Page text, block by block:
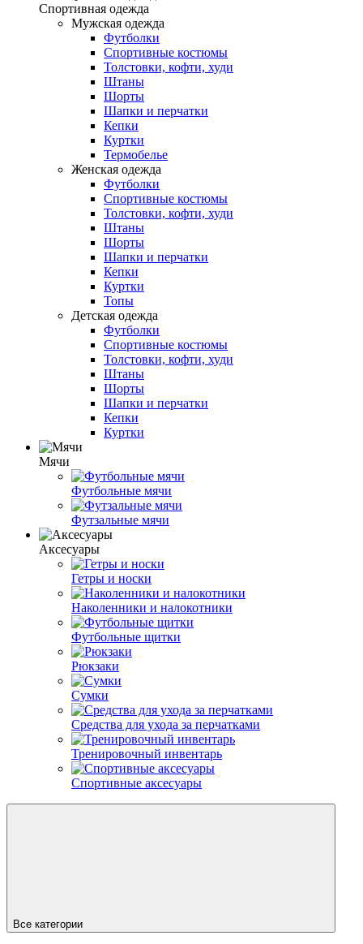
Спортивная одежда
Мужская одежда
Футболки
Спортивные костюмы
Толстовки, кофти, худи
Штаны
Шорты
Шапки и перчатки
Кепки
Куртки
Термобелье
Женская одежда
Футболки
Спортивные костюмы
Толстовки, кофти, худи
Штаны
Шорты
Шапки и перчатки
Кепки
Куртки
Топы
Детская одежда
Футболки
Спортивные костюмы
Толстовки, кофти, худи
Штаны
Шорты
Шапки и перчатки
Кепки
Куртки
Мячи
Футбольные мячи
Футзальные мячи
Аксесуары
Гетры и носки
Наколенники и налокотники
Футбольные щитки
Рюкзаки
Сумки
Средства для ухода за перчатками
Тренировочный инвентарь
Спортивные аксесуары
Все категории